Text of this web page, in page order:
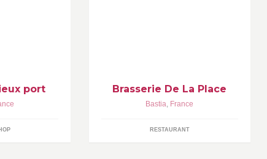
port Brasserie De La Place
Bastia, France
RESTAURANT